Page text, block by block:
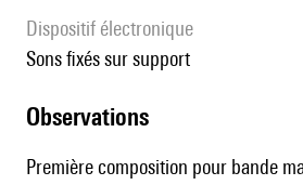
Dispositif électronique
sons fixés sur support
observations
Première composition pour bande